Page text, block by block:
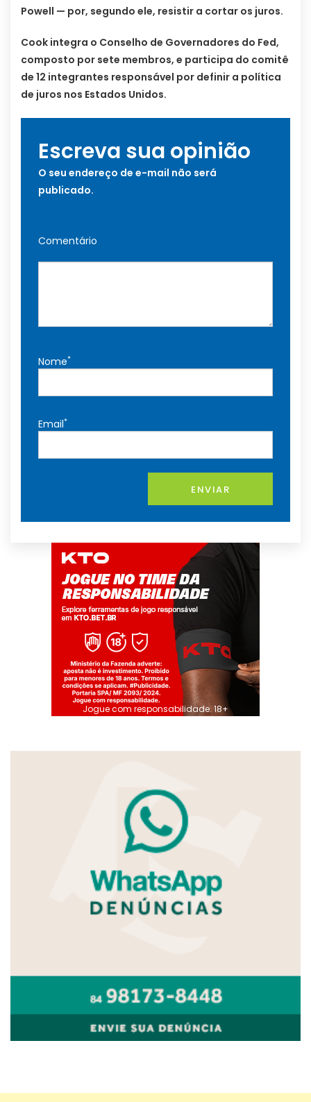
Powell — por, segundo ele, resistir a cortar os juros.
Cook integra o Conselho de Governadores do Fed,
composto por sete membros, e participa do comitê
de 12 integrantes responsável por definir a política
de juros nos Estados Unidos.
Escreva sua opinião
O seu endereço de e-mail não será
publicado.
Comentário
Nome*
Email*
ENVIAR
Jogue com responsabilidade. 18+